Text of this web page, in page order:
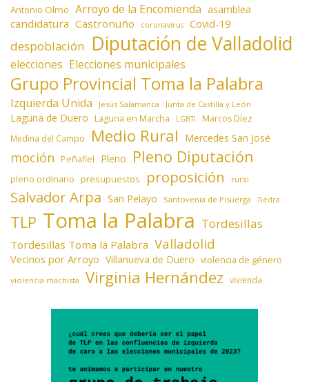
Antonio Olmo Arroyo de la Encomienda asamblea
candidatura Castronuño coronavirus Covid-19
despoblación Diputación de Valladolid
elecciones Elecciones municipales
Grupo Provincial Toma la Palabra
Izquierda Unida Jesús Salamanca Junta de Castilla y León
Laguna de Duero Laguna en Marcha LGBTI Marcos Díez
Medina del Campo Medio Rural Mercedes San José
moción Peñafiel Pleno Pleno Diputación
pleno ordinario presupuestos proposición rural
Salvador Arpa San Pelayo Santovenia de Pisuerga Tiedra
TLP Toma la Palabra Tordesillas
Tordesillas Toma la Palabra Valladolid
Vecinos por Arroyo Villanueva de Duero violencia de género
violencia machista Virginia Hernández vivienda